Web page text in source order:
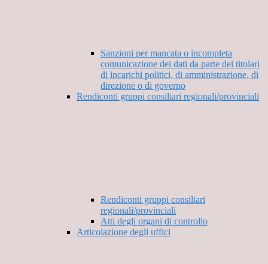
Sanzioni per mancata o incompleta
comunicazione dei dati da parte dei titolari
di incarichi politici, di amministrazione, di
direzione o di governo
Rendiconti gruppi consiliari regionali/provinciali
Rendiconti gruppi consiliari
regionali/provinciali
Atti degli organi di controllo
Articolazione degli uffici